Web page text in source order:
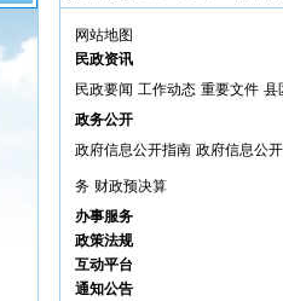
网站地图
民政资讯
民政要闻 工作动态 重要文件 县
政务公开
政府信息公开指南 政府信息公
务 财政预决算
办事服务
政策法规
互动平台
通知公告